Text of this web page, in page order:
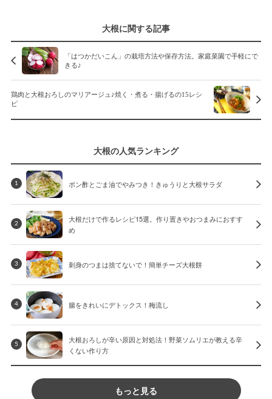
大根に関する記事
「はつかだいこん」の栽培方法や保存方法。家庭菜園で手軽にで
きる♪
鶏肉と大根おろしのマリアージュ♪焼く・煮る・揚げるの15レシ
ピ
大根の人気ランキング
1 ポン酢とごま油でやみつき！きゅうりと大根サラダ
2
大根だけで作るレシピ15選。作り置きやおつまみにおすす
め
3 刺身のつまは捨てないで！簡単チーズ大根餅
4 腸をきれいにデトックス！梅流し
5
大根おろしが辛い原因と対処法！野菜ソムリエが教える辛
くない作り方
もっと見る